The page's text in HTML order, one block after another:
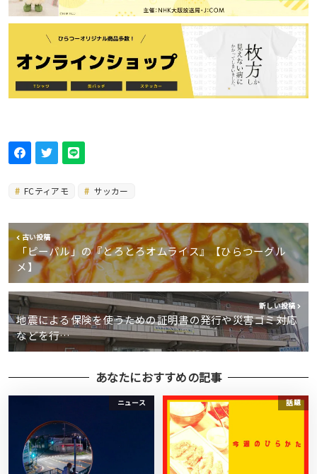
FCティアモ サッカー
古い投稿
「ピーパル」の『とろとろオムライス』【ひらつーグル
メ】
新しい投稿
地震による保険を使うための証明書の発行や災害ゴミ対応
などを行…
あなたにおすすめの記事
ニュース 話題